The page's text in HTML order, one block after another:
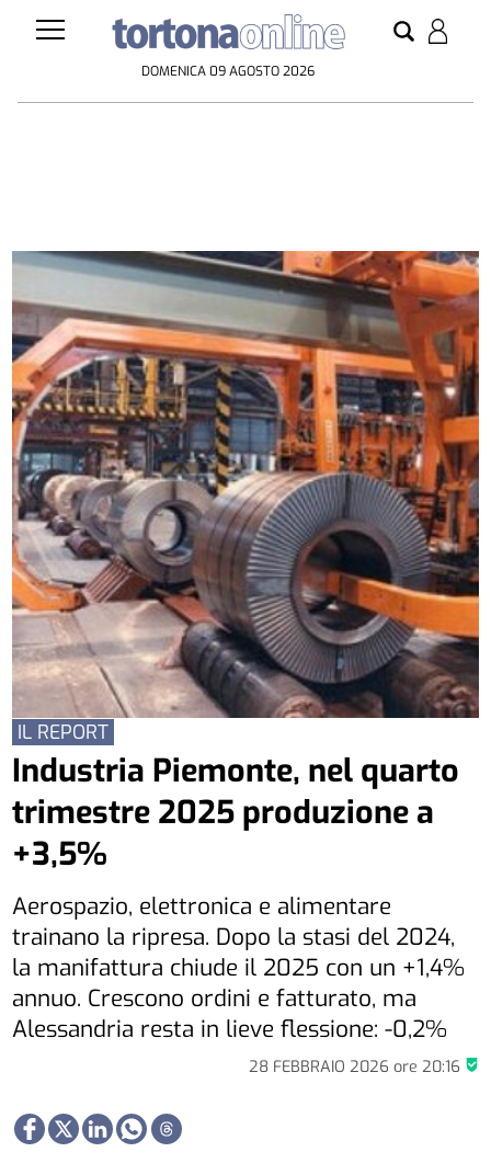
DOMENICA 09 AGOSTO 2026
28 FEBBRAIO 2026 ore 20:16
IL REPORT
Industria Piemonte, nel quarto
trimestre 2025 produzione a
+3,5%
Aerospazio, elettronica e alimentare
trainano la ripresa. Dopo la stasi del 2024,
la manifattura chiude il 2025 con un +1,4%
annuo. Crescono ordini e fatturato, ma
Alessandria resta in lieve flessione: -0,2%